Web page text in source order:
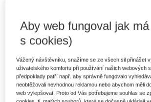
E-kniha Smarteca + soubory ke stažení
V prodeji - ihned k dispozici
Kde najdu soubory e-knih?
Balíček - Tištěná kniha + E-kniha
Smarteca + soubory ke stažení
Aby web fungoval jak
s cookies)
Vážený návštěvníku, snažíme se ze všech sil přinášet
uživatelského komfortu při používání našich webových
předpoklady patří např. aby správně fungovalo
neobtěžovali nevhodnou reklamou nebo abychom měli
web vylepšovat. Proto od Vás potřebujeme souhlas se